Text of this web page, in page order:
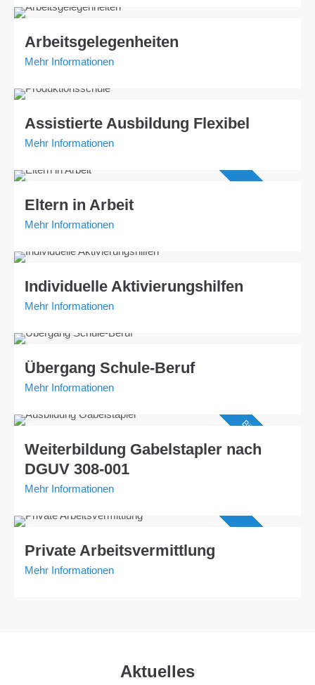
Arbeitsgelegenheiten
Mehr Informationen
Assistierte Ausbildung Flexibel
Mehr Informationen
Eltern in Arbeit
Mehr Informationen
Individuelle Aktivierungshilfen
Mehr Informationen
Übergang Schule-Beruf
Mehr Informationen
Bildungsgutschein
Weiterbildung Gabelstapler nach
DGUV 308-001
Mehr Informationen
Private Arbeitsvermittlung
Mehr Informationen
Aktuelles